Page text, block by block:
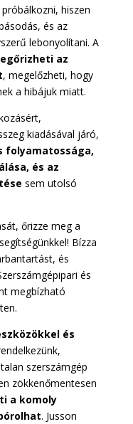
hiszen
és az
lebonyolítani. A
az
, megelőzheti, hogy
a hibájuk miatt.
kiadásával járó,
folyamatossága,
és az
sem utolsó
őrizze meg a
Bízza
és
és
megbízható
és
szerszámgép
zökkenőmentesen
a komoly
. Jusson